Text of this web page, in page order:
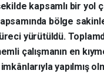
kapsamlı bir yol
bölge
yürütüldü.
çalışmanın en
yapılmış